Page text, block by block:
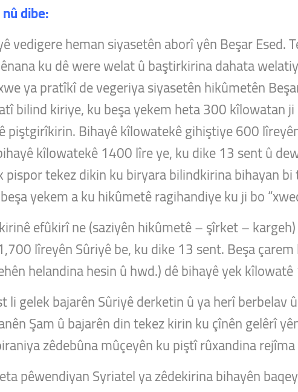
dibe:
vedigere heman siyasetên aborî yên Beşar Esed.
ku dê were welat û baştirkirina dahata
ya pratîkî de vegeriya siyasetên hikûmetên
bilind kiriye, ku beşa yekem heta 300 kîlowatan
piştgirîkirin. Bihayê kîlowatekê gihiştiye 600
kîlowatekê 1400 lîre ye, ku dike 13 sent û
pispor tekez dikin ku biryara bilindkirina bihayan
yekem a ku hikûmetê ragihandiye ku ji bo
efûkirî ne (saziyên hikûmetê – şîrket –
lîreyên Sûriyê be, ku dike 13 sent. Beşa
helandina hesin û hwd.) dê bihayê yek
li gelek bajarên Sûriyê derketin û ya herî berbelav
Şam û bajarên din tekez kirin ku çînên gelêrî
zêdebûna mûçeyên ku piştî rûxandina
pêwendiyan Syriatel ya zêdekirina bihayên